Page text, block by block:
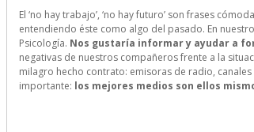
El ‘no hay trabajo’, ‘no hay futuro’ son frases
entendiendo éste como algo del pasado. En
Psicología. Nos gustaría informar y ayudar a
negativas de nuestros compañeros frente a la
milagro hecho contrato: emisoras de radio,
importante: los mejores medios son ellos